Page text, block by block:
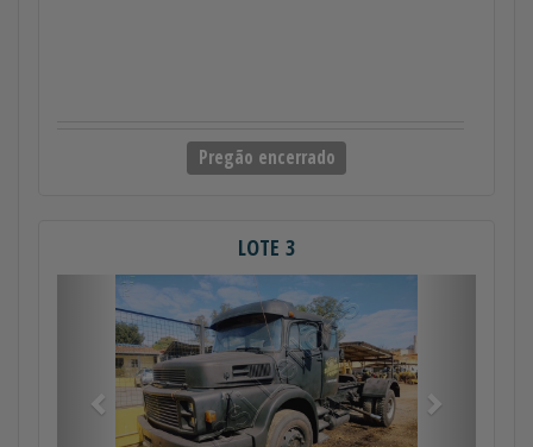
Pregão encerrado
LOTE 3
Anterior